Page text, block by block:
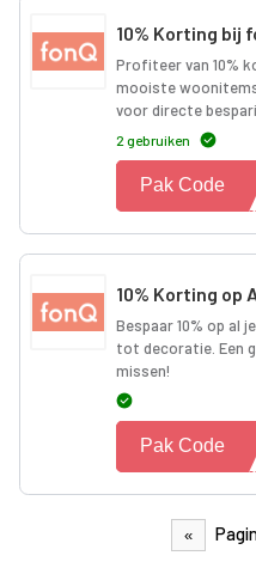
10% Korting bij
Profiteer van 10%
mooiste
voor directe
2 gebruiken
Pak Code
10% Korting op
Bespaar 10% op al
tot decoratie. Een
missen!
Pak Code
«